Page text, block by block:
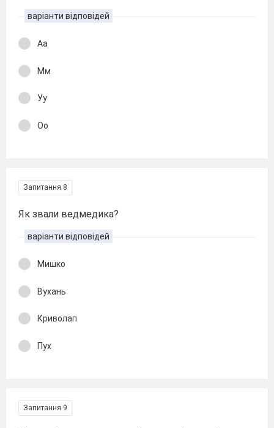
варіанти відповідей
Аа
Мм
Уу
Оо
Запитання 8
Як звали ведмедика?
варіанти відповідей
Мишко
Вухань
Криволап
Пух
Запитання 9